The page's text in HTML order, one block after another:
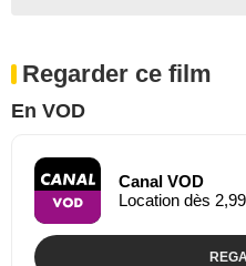
Regarder ce film
En VOD
Canal VOD
Location dès